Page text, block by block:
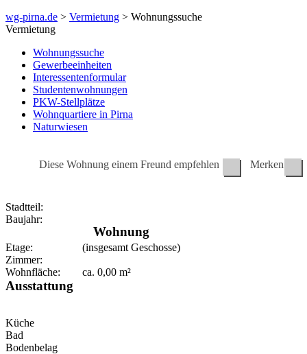
wg-pirna.de > Vermietung > Wohnungssuche
Vermietung
Wohnungssuche
Gewerbeeinheiten
Interessentenformular
Studentenwohnungen
PKW-Stellplätze
Wohnquartiere in Pirna
Naturwiesen
Diese Wohnung einem Freund empfehlen Merken
Stadtteil:
Baujahr:
Wohnung
Etage:
(insgesamt Geschosse)
Zimmer:
Wohnfläche:
ca. 0,00 m²
Ausstattung
Küche
Bad
Bodenbelag